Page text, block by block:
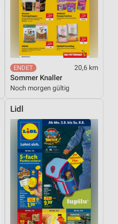
20,6 km
Sommer Knaller
Noch morgen gültig
Lidl